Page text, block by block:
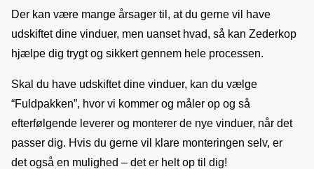
Der kan være mange årsager til, at du gerne vil have
udskiftet dine vinduer, men uanset hvad, så kan Zederkop
hjælpe dig trygt og sikkert gennem hele processen.
Skal du have udskiftet dine vinduer, kan du vælge
“Fuldpakken”, hvor vi kommer og måler op og så
efterfølgende leverer og monterer de nye vinduer, når det
passer dig. Hvis du gerne vil klare monteringen selv, er
det også en mulighed – det er helt op til dig!